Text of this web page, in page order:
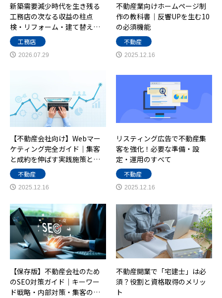
新築需要減少時代を生き残る
工務店の次なる収益の柱点
検・リフォーム・建て替え…
工務店
2026.07.29
不動産業向けホームページ制
作の教科書｜反響UPを生む10
の必須機能
不動産
2025.12.16
【不動産会社向け】Webマー
ケティング完全ガイド｜集客
と成約を伸ばす実践施策と…
不動産
2025.12.16
リスティング広告で不動産集
客を強化！必要な準備・設
定・運用のすべて
不動産
2025.12.16
【保存版】不動産会社のため
のSEO対策ガイド｜キーワー
ド戦略・内部対策・集客の…
不動産開業で「宅建士」は必
須？役割と資格取得のメリッ
ト